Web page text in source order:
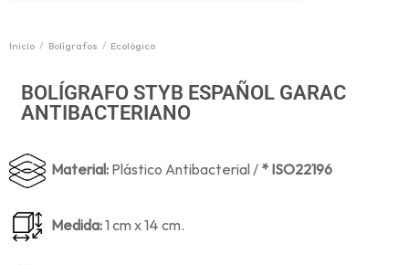
Inicio / Bolígrafos / Ecológico
BOLÍGRAFO STYB ESPAÑOL GARAC
ANTIBACTERIANO
Material: Plástico Antibacterial / * ISO22196
Medida:1 cm x 14 cm.